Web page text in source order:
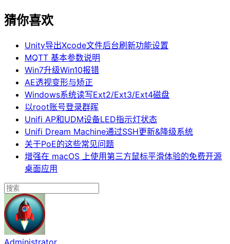
猜你喜欢
Unity导出Xcode文件后台刷新功能设置
MQTT 基本参数说明
Win7升级Win10报错
AE透视变形与矫正
Windows系统读写Ext2/Ext3/Ext4磁盘
以root账号登录群晖
Unifi AP和UDM设备LED指示灯状态
Unifi Dream Machine通过SSH更新&降级系统
关于PoE的这些常见问题
增强在 macOS 上使用第三方鼠标平滑体验的免费开源
桌面应用
Administrator